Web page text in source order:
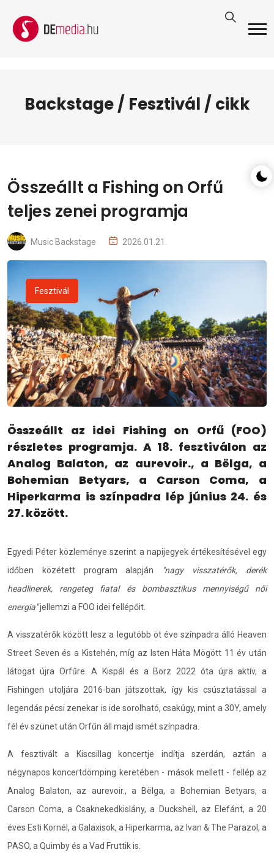
Backstage / Fesztivál / cikk
Összeállt a Fishing on Orfű
teljes zenei programja
Music Backstage 2026.01.21.
Fesztivál
Összeállt az idei Fishing on Orfű (FOO)
részletes programja. A 18. fesztiválon az
Analog Balaton, az aurevoir., a Bëlga, a
Bohemian Betyars, a Carson Coma, a
Hiperkarma is színpadra lép június 24. és
27. között.
Egyedi Péter közleménye szerint a napijegyek értékesítésével egy
időben közétett program alapján
"nagy visszatérők, derék
headlinerek, rengeteg fiatal és bombasztikus mennyiségű női
energia"jellemzi a FOO idei fellépőit.
A visszatérők között lesz a legutóbb öt éve színpadra álló Heaven
Street Seven és a Kistehén, míg az Isten Háta Mögött 11 év után
látogat újra Orfűre. A Kispál és a Borz 2022 óta újra aktív, a
Fishingen utoljára 2016-ban játszottak, így kis csúsztatással a
legendás pécsi zenekar is ide sorolható, csakúgy, mint a 30Y, amely
fél év szünet után Orfűn áll majd ismét színpadra.
A fesztivált a Kiscsillag koncertje indítja szerdán, aztán a
négynapos koncertdömping keretében - mások mellett - fellép az
Analog Balaton, az aurevoir., a Bëlga, a Bohemian Betyars, a
Carson Coma, a Csaknekedkislány, a Duckshell, az Elefánt, a 20
éves Esti Kornél, a Galaxisok, a Hiperkarma, az Ivan & The Parazol, a
PASO, a Quimby és a Vad Fruttik is.